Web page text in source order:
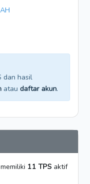
dan hasil
atau daftar akun.
memiliki 11 TPS aktif